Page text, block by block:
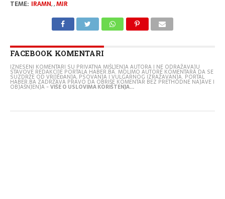
TEME: IRAMN,,MIR
FACEBOOK KOMENTARI
IZNESENI KOMENTARI SU PRIVATNA MIŠLJENJA AUTORA I NE ODRAŽAVAJU
STAVOVE REDAKCIJE PORTALA HABER.BA. MOLIMO AUTORE KOMENTARA DA SE
SUZDRŽE OD VRIJEĐANJA, PSOVANJA I VULGARNOG IZRAŽAVANJA. PORTAL
HABER.BA ZADRŽAVA PRAVO DA OBRIŠE KOMENTAR BEZ PRETHODNE NAJAVE I
OBJAŠNJENJA -VIŠE O USLOVIMA KORIŠTENJA...